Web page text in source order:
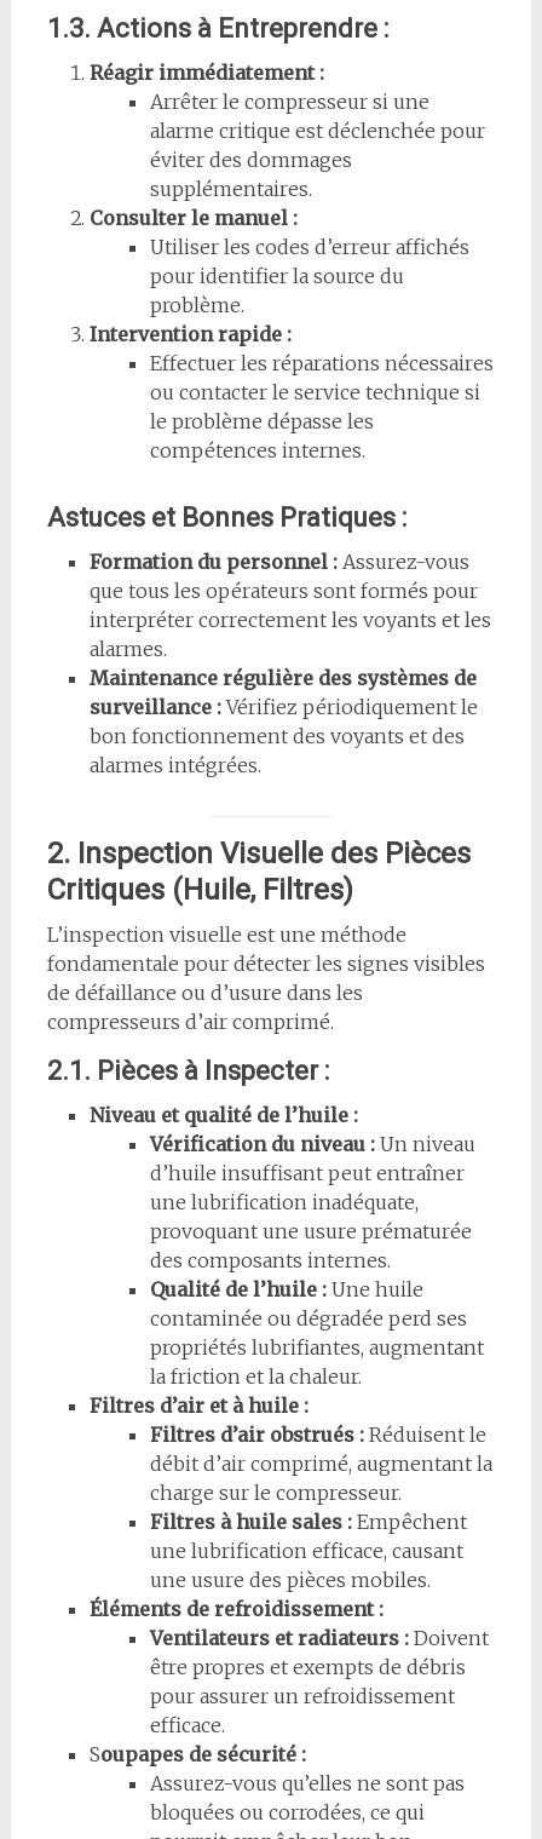
1.3. Actions à Entreprendre :
Réagir immédiatement :
Arrêter le compresseur si une
alarme critique est déclenchée pour
éviter des dommages
supplémentaires.
Consulter le manuel :
Utiliser les codes d’erreur affichés
pour identifier la source du
problème.
Intervention rapide :
Effectuer les réparations nécessaires
ou contacter le service technique si
le problème dépasse les
compétences internes.
Astuces et Bonnes Pratiques :
Formation du personnel :Assurez-vous
que tous les opérateurs sont formés pour
interpréter correctement les voyants et les
alarmes.
Maintenance régulière des systèmes de
surveillance :Vérifiez périodiquement le
bon fonctionnement des voyants et des
alarmes intégrées.
2. Inspection Visuelle des Pièces
Critiques (Huile, Filtres)
L’inspection visuelle est une méthode
fondamentale pour détecter les signes visibles
de défaillance ou d’usure dans les
compresseurs d’air comprimé.
2.1. Pièces à Inspecter :
Niveau et qualité de l’huile :
Vérification du niveau :Un niveau
d’huile insuffisant peut entraîner
une lubrification inadéquate,
provoquant une usure prématurée
des composants internes.
Qualité de l’huile :Une huile
contaminée ou dégradée perd ses
propriétés lubrifiantes, augmentant
la friction et la chaleur.
Filtres d’air et à huile :
Filtres d’air obstrués :Réduisent le
débit d’air comprimé, augmentant la
charge sur le compresseur.
Filtres à huile sales :Empêchent
une lubrification efficace, causant
une usure des pièces mobiles.
Éléments de refroidissement :
Ventilateurs et radiateurs :Doivent
être propres et exempts de débris
pour assurer un refroidissement
efficace.
Soupapes de sécurité :
Assurez-vous qu’elles ne sont pas
bloquées ou corrodées, ce qui